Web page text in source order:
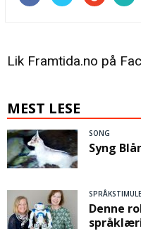
Lik Framtida.no på
MEST LESE
SONG
Syng
Denne